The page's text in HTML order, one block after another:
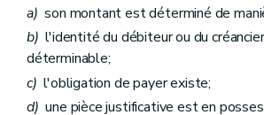
Art. 69
Art.69/1
Art. 70
Art. 71
Art. 72
Art. 73
a) son montant est déterminé de
b) l'identité du débiteur ou du
déterminable;
c) l'obligation de payer existe;
d) une pièce justificative est en